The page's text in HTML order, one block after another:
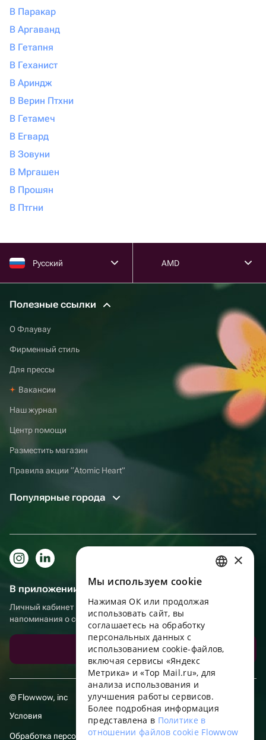
В Паракар
В Аргаванд
В Гетапня
В Геханист
В Ариндж
В Верин Птхни
В Гетамеч
В Егвард
В Зовуни
В Мргашен
В Прошян
В Птгни
Русский AMD
Полезные ссылки
О Флаувау
Фирменный стиль
Для прессы
Вакансии
Наш журнал
Центр помощи
Разместить магазин
Правила акции “Atomic Heart”
Популярные города
В приложении еще удобнее!
Личный кабинет получателя, больше бонусов за покупки и
напоминания о событиях
Скачать приложение
© Flowwow, inc
Условия
Обработка персональных данных
ENGLISH
UKRAINIAN
PORTUGUESE
FRENCH
×
Мы используем сookie
Нажимая ОК или продолжая
использовать сайт, вы
соглашаетесь на обработку
персональных данных с
использованием cookie-файлов,
включая сервисы «Яндекс
Метрика» и «Top Mail.ru», для
анализа использования и
улучшения работы сервисов.
Более подробная информация
представлена в Политике в
отношении файлов cookie Flowwow